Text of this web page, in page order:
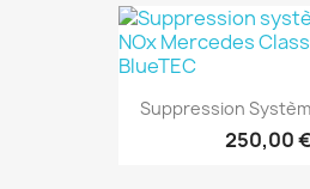
Suppression
250,00 €